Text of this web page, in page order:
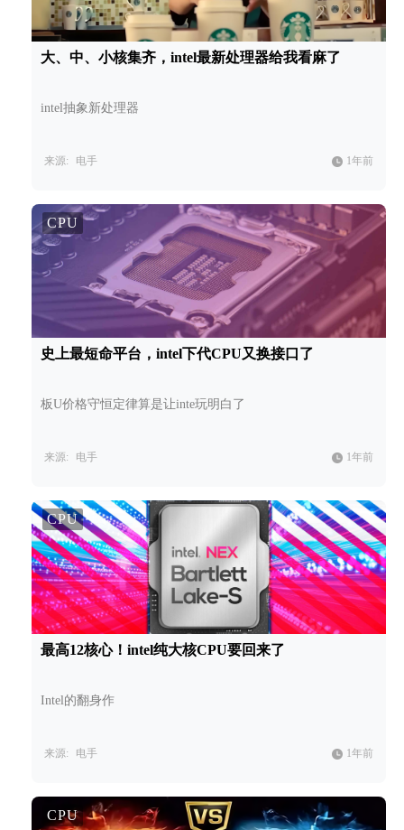
大、中、小核集齐，intel最新处理器给我看麻了
intel抽象新处理器
来源: 电手 1年前
CPU
史上最短命平台，intel下代CPU又换接口了
板U价格守恒定律算是让inte玩明白了
来源: 电手 1年前
CPU
最高12核心！intel纯大核CPU要回来了
Intel的翻身作
来源: 电手 1年前
CPU